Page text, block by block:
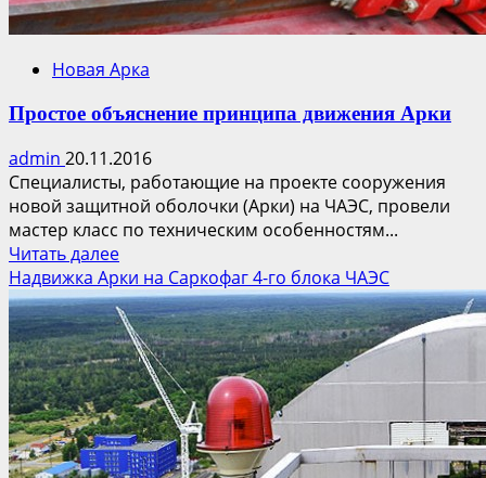
Новая Арка
Простое объяснение принципа движения Арки
admin 20.11.2016
Специалисты, работающие на проекте сооружения
новой защитной оболочки (Арки) на ЧАЭС, провели
мастер класс по техническим особенностям...
Читать далееПрочитать
больше
о
Простое
объяснение
принципа
движения
Арки
Надвижка Арки на Саркофаг 4-го блока ЧАЭС